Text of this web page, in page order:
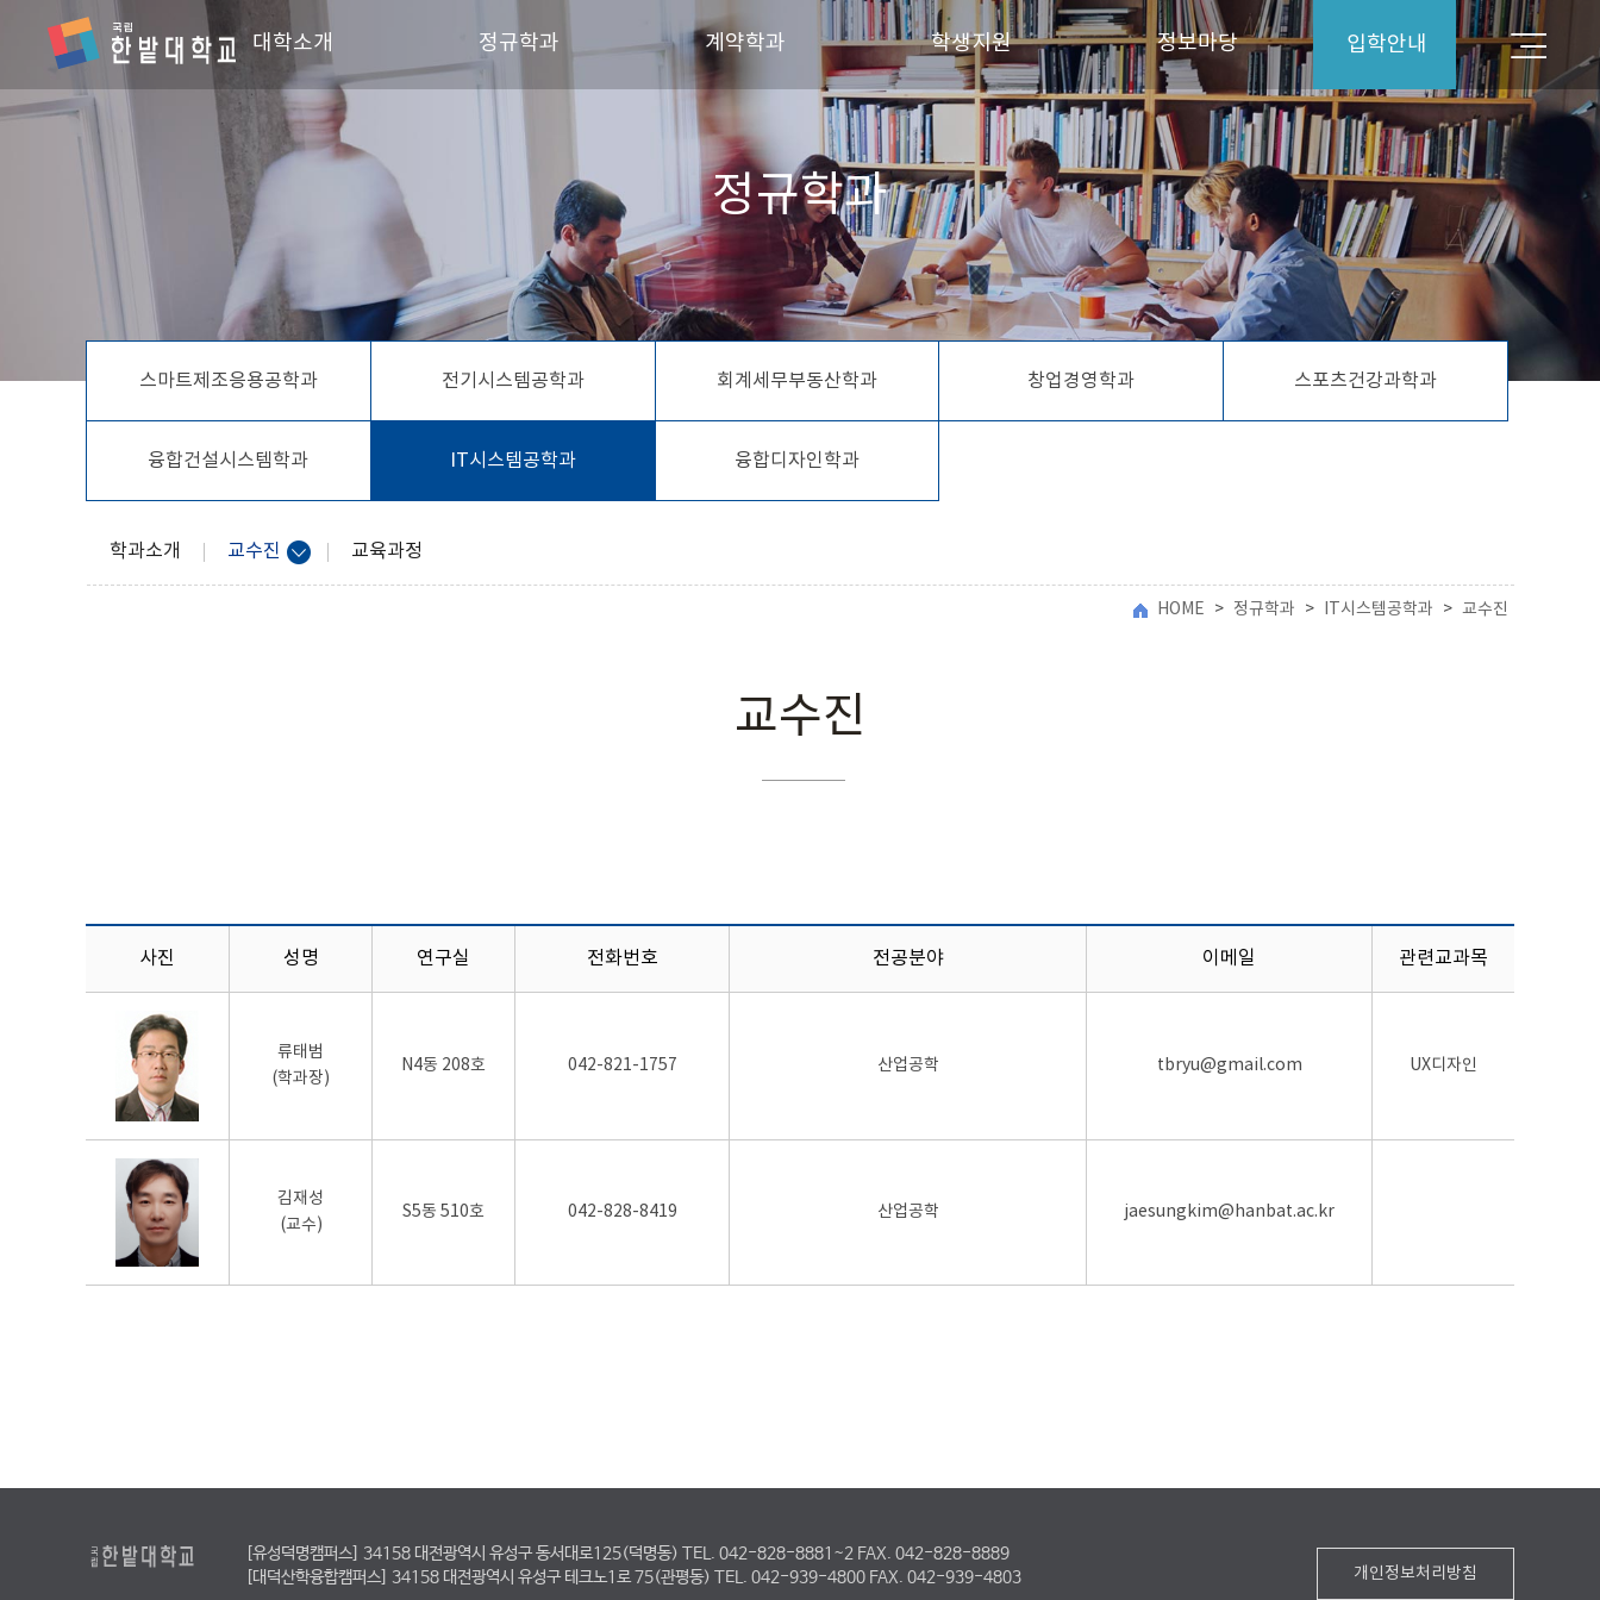
입학안내
대학소개
학장인사말
단과대학 소개
정규학과
전기시스템공학과
회계세무부동산학과
창업경영학과
스포츠건강과학과
융합건설시스템학과
IT시스템공학과
융합디자인학과
계약학과
메카트로닉스공학과
농어촌수자원관리학과
생산경영공학과
융합기술학과
통합물관리학과
협동조합금융학과
학생지원
장학금 안내
학생회 소개
동아리 및 소모임
정보마당
입학안내
공지사항
대학뉴스
Q&A
학생상담실
정규학과
스마트제조응용공학과 전기시스템공학과 회계세무부동산학과 창업경영학과 스포츠건강과학과
융합건설시스템학과 IT시스템공학과
학과소개 교수진 교육과정
융합디자인학과
교수진
HOME > 정규학과 > IT시스템공학과 > 교수진
사진 성명 연구실 전화번호 전공분야 이메일 관련교과목
류태범
(학과장)
N4동 208호 042-821-1757 산업공학 tbryu@gmail.com UX디자인
김재성
(교수)
S5동 510호 042-828-8419 산업공학 jaesungkim@hanbat.ac.kr
[유성덕명캠퍼스] 34158 대전광역시 유성구 동서대로125(덕명동) TEL. 042-828-8881~2 FAX. 042-828-8889
[대덕산학융합캠퍼스] 34158 대전광역시 유성구 테크노1로 75(관평동) TEL. 042-939-4800 FAX. 042-939-4803
개인정보처리방침